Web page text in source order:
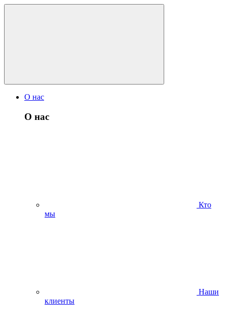
О нас
О нас
Кто
мы
Наши
клиенты